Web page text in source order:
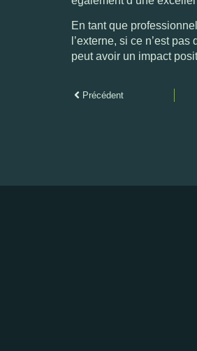
En tant que
l’externe, si ce n’est
peut avoir un impact
Précédent